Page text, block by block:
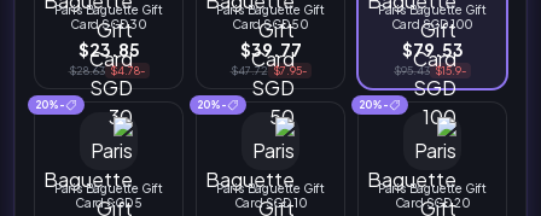
Paris Baguette Gift
Card SGD 100
$79.53
-$15.9
$95.43
Paris Baguette Gift
Card SGD 50
$39.77
-$7.95
$47.72
Paris Baguette Gift
Card SGD 30
$23.85
-$4.78
$28.63
-20%
Paris Baguette Gift
Card SGD 20
-20%
Paris Baguette Gift
Card SGD 10
-20%
Paris Baguette Gift
Card SGD 5